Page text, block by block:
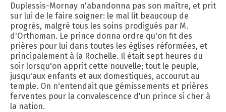
Duplessis-Mornay n'abandonna pas son maître, et prit
sur lui de le faire soigner: le mal lit beaucoup de
progrès, malgré tous les soins prodigués par M.
d'Orthoman. Le prince donna ordre qu'on fit des
prières pour lui dans toutes les églises réformées, et
principalement à la Rochelle. Il était sept heures du
soir lorsqu'on apprit cette nouvelle; tout le peuple,
jusqu'aux enfants et aux domestiques, accourut au
temple. On n'entendait que gémissements et prières
ferventes pour la convalescence d'un prince si cher à
la nation.